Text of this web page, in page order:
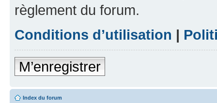
règlement du forum.
Conditions d’utilisation |
M’enregistrer
Index du forum